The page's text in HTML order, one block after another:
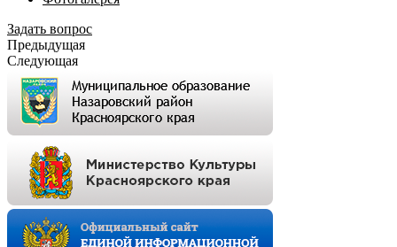
Задать вопрос
Предыдущая
Следующая